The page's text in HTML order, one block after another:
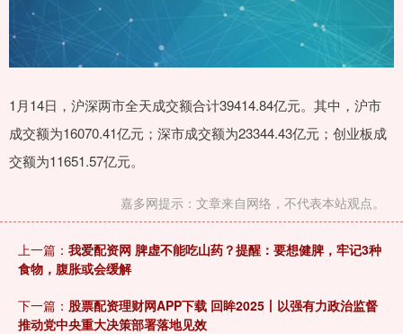
1月14日，沪深两市全天成交额合计39414.84亿元。其中，沪市
成交额为16070.41亿元；深市成交额为23344.43亿元；创业板成
交额为11651.57亿元。
嘉多网提示：文章来自网络，不代表本站观点。
上一篇： 我爱配资网 脾虚不能吃山药？提醒：要想健脾，牢记3种
食物，腹胀或会缓解
下一篇： 股票配资理财网APP下载 回眸2025丨以强有力政治监督
推动党中央重大决策部署落地见效